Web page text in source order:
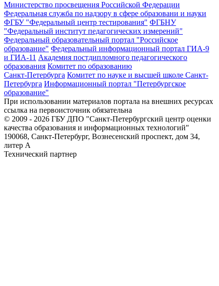
Министерство просвещения Российской Федерации
Федеральная служба по надзору в сфере образовани и науки
ФГБУ "Федеральный центр тестирования" ФГБНУ
"Федеральный институт педагогических измерений"
Федеральный образовательный портал "Российское
образование" Федеральный информационный портал ГИА-9
и ГИА-11 Академия постдипломного педагогического
образования Комитет по образованию
Санкт-Петербурга Комитет по науке и высшей школе Санкт-
Петербурга Информационный портал "Петербургское
образование"
При использовании материалов портала на внешних ресурсах
ссылка на первоисточник обязательна
© 2009 - 2026 ГБУ ДПО "Санкт-Петербургский центр оценки
качества образования и информационных технологий"
190068, Санкт-Петербург, Вознесенский проспект, дом 34,
литер А
Технический партнер